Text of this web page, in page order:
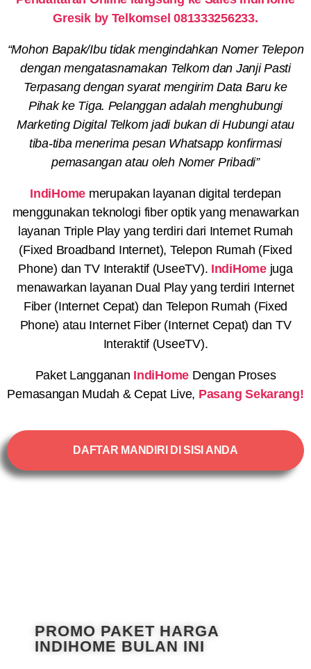
Gresik by Telkomsel 081333256233.
“Mohon Bapak/Ibu tidak mengindahkan Nomer Telepon
dengan mengatasnamakan Telkom dan Janji Pasti
Terpasang dengan syarat mengirim Data Baru ke
Pihak ke Tiga. Pelanggan adalah menghubungi
Marketing Digital Telkom jadi bukan di Hubungi atau
tiba-tiba menerima pesan Whatsapp konfirmasi
pemasangan atau oleh Nomer Pribadi”
IndiHome merupakan layanan digital terdepan
menggunakan teknologi fiber optik yang menawarkan
layanan Triple Play yang terdiri dari Internet Rumah
(Fixed Broadband Internet), Telepon Rumah (Fixed
Phone) dan TV Interaktif (UseeTV). IndiHomejuga
menawarkan layanan Dual Play yang terdiri Internet
Fiber (Internet Cepat) dan Telepon Rumah (Fixed
Phone) atau Internet Fiber (Internet Cepat) dan TV
Interaktif (UseeTV).
Paket Langganan IndiHome Dengan Proses
Pemasangan Mudah & Cepat Live, Pasang Sekarang!
DAFTAR MANDIRI DI SISI ANDA
PROMO PAKET HARGA
INDIHOME BULAN INI